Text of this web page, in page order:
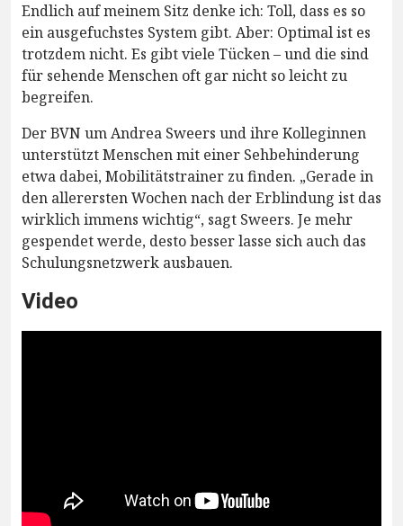
Endlich auf meinem Sitz denke ich: Toll, dass es so
ein ausgefuchstes System gibt. Aber: Optimal ist es
trotzdem nicht. Es gibt viele Tücken – und die sind
für sehende Menschen oft gar nicht so leicht zu
begreifen.
Der BVN um Andrea Sweers und ihre Kolleginnen
unterstützt Menschen mit einer Sehbehinderung
etwa dabei, Mobilitätstrainer zu finden. „Gerade in
den allerersten Wochen nach der Erblindung ist das
wirklich immens wichtig“, sagt Sweers. Je mehr
gespendet werde, desto besser lasse sich auch das
Schulungsnetzwerk ausbauen.
Video